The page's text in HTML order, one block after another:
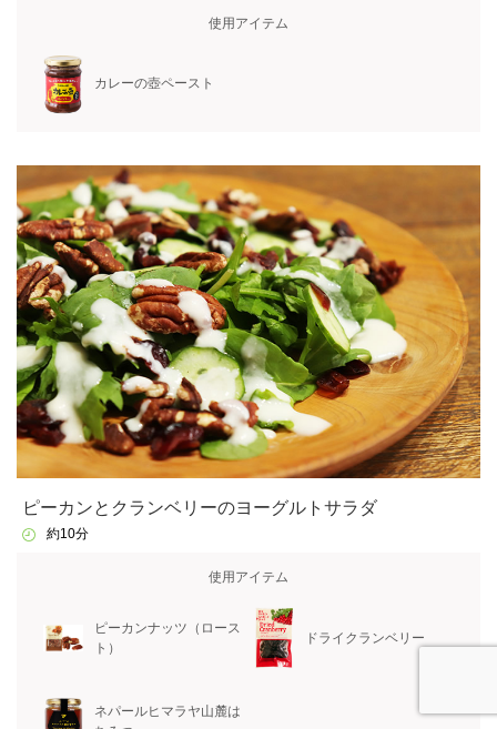
使用アイテム
カレーの壺ペースト
ピーカンとクランベリーのヨーグルトサラダ
約10分
使用アイテム
ピーカンナッツ（ロース
ト）
ドライクランベリー
ネパールヒマラヤ山麓は